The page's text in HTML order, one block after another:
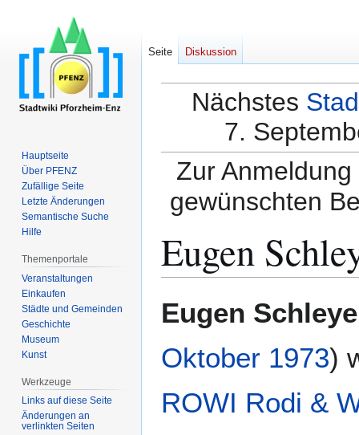
Nächstes
7.
Zur
gewünschten
Eugen
Navigation
Suche
Eugen
Oktober 1973)
ROWI Rodi &
Seite Diskussion
Hauptseite
Über PFENZ
Zufällige Seite
Letzte Änderungen
Semantische Suche
Hilfe
Themenportale
Veranstaltungen
Einkaufen
Städte und Gemeinden
Geschichte
Museum
Kunst
Werkzeuge
Links auf diese Seite
Änderungen an
verlinkten Seiten